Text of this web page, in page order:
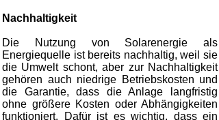
Nachhaltigkeit
Die Nutzung von Solarenergie als
Energiequelle ist bereits nachhaltig, weil sie
die Umwelt schont, aber zur Nachhaltigkeit
gehören auch niedrige Betriebskosten und
die Garantie, dass die Anlage langfristig
ohne größere Kosten oder Abhängigkeiten
funktioniert. Dafür ist es wichtig, dass ein